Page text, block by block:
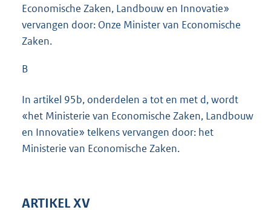
Economische Zaken, Landbouw en Innovatie»
vervangen door: Onze Minister van Economische
Zaken.
B
In artikel 95b, onderdelen a tot en met d, wordt
«het Ministerie van Economische Zaken, Landbouw
en Innovatie» telkens vervangen door: het
Ministerie van Economische Zaken.
ARTIKEL XV